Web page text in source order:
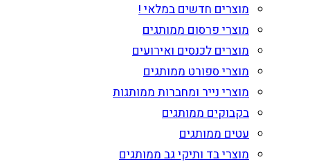
מוצרים חדשים במלאי !
מוצרי פרסום ממותגים
מוצרים לכנסים ואירועים
מוצרי ספורט ממותגים
מוצרי נייר ומחברות ממותגות
בקבוקים ממותגים
עטים ממותגים
מוצרי בד ותיקי גב ממותגים